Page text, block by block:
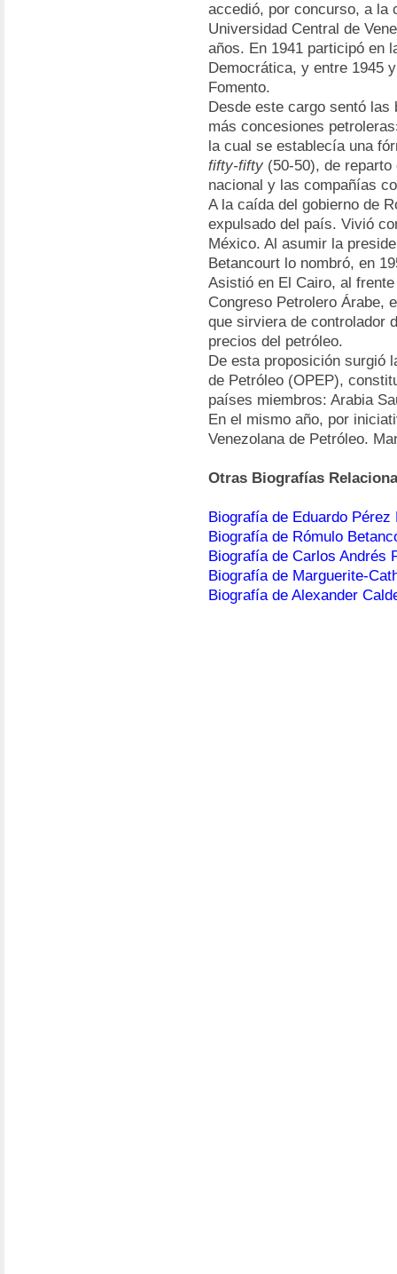
accedió, por concurso, a la
Universidad Central de
años. En 1941 participó en
Democrática, y entre 1945
Fomento.
Desde este cargo sentó las
más concesiones
la cual se establecía una
fifty-fifty (50-50), de
nacional y las compañías
A la caída del gobierno de
expulsado del país. Vivió
México. Al asumir la
Betancourt lo nombró, en
Asistió en El Cairo, al
Congreso Petrolero Árabe,
que sirviera de controlador
precios del petróleo.
De esta proposición surgió
de Petróleo (OPEP),
países miembros: Arabia
En el mismo año, por
Venezolana de Petróleo.
Otras Biografías
Biografía de Eduardo Pérez
Biografía de Rómulo
Biografía de Carlos Andrés
Biografía de Marguerite-
Biografía de Alexander